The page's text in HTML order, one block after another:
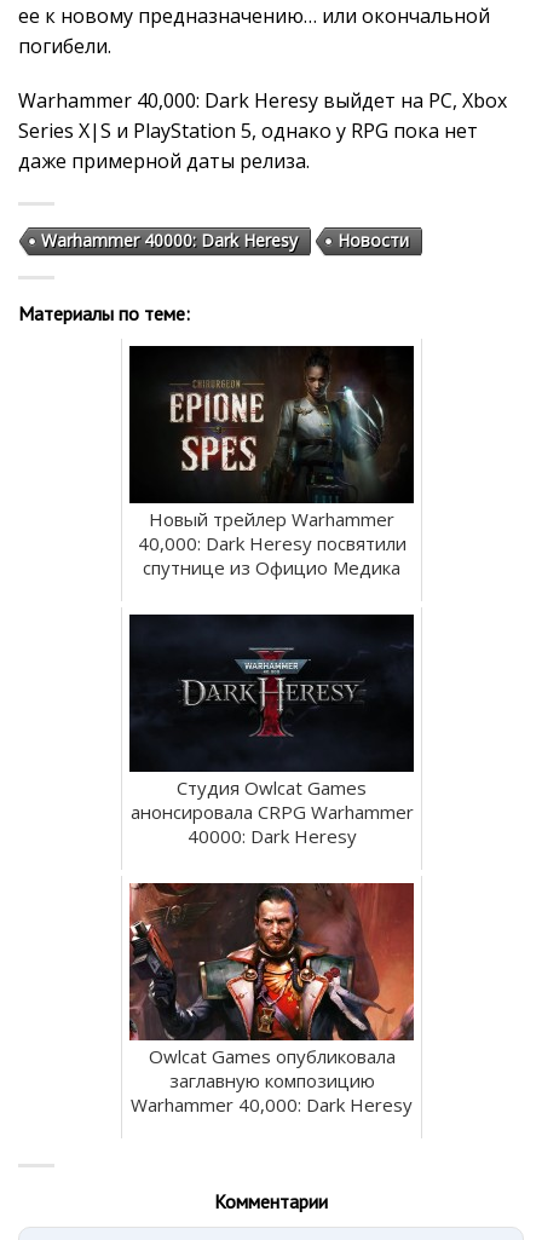
ее к новому предназначению… или окончальной
погибели.
Warhammer 40,000: Dark Heresy выйдет на PC, Xbox
Series X|S и PlayStation 5, однако у RPG пока нет
даже примерной даты релиза.
Warhammer 40000: Dark Heresy Новости
Материалы по теме:
Новый трейлер Warhammer
40,000: Dark Heresy посвятили
спутнице из Официо Медика
Студия Owlcat Games
анонсировала CRPG Warhammer
40000: Dark Heresy
Owlcat Games опубликовала
заглавную композицию
Warhammer 40,000: Dark Heresy
Комментарии